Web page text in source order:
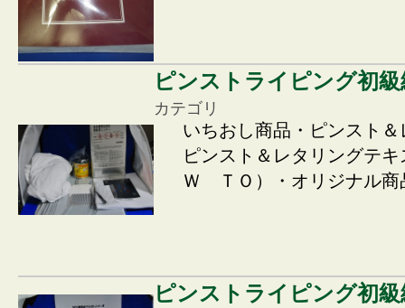
ピンストライピング初
カテゴリ
いちおし商品・ピンスト
ピンスト＆レタリングテ
Ｗ ＴＯ）・オリジナル商
ピンストライピング初